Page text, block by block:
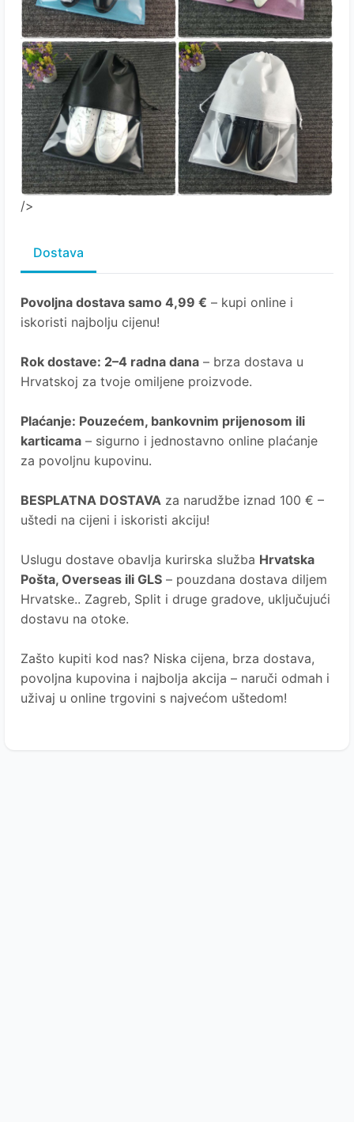
/>
Dostava
Povoljna dostava samo 4,99 € – kupi online i
iskoristi najbolju cijenu!
Rok dostave: 2–4 radna dana – brza dostava u
Hrvatskoj za tvoje omiljene proizvode.
Plaćanje: Pouzećem, bankovnim prijenosom ili
karticama – sigurno i jednostavno online plaćanje
za povoljnu kupovinu.
BESPLATNA DOSTAVA za narudžbe iznad 100 € –
uštedi na cijeni i iskoristi akciju!
Uslugu dostave obavlja kurirska služba Hrvatska
Pošta, Overseas ili GLS – pouzdana dostava diljem
Hrvatske.. Zagreb, Split i druge gradove, uključujući
dostavu na otoke.
Zašto kupiti kod nas? Niska cijena, brza dostava,
povoljna kupovina i najbolja akcija – naruči odmah i
uživaj u online trgovini s najvećom uštedom!